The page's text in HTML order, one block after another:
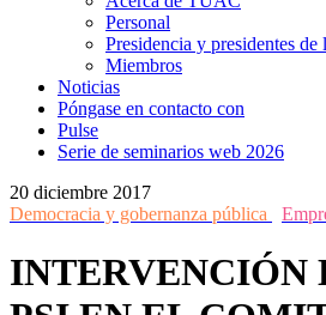
Personal
Presidencia y presidentes
Miembros
Noticias
Póngase en contacto con
Pulse
Serie de seminarios web 2026
20 diciembre 2017
Democracia y gobernanza pública
INTERVENCIÓN